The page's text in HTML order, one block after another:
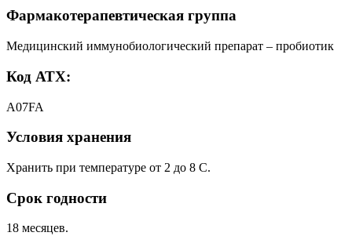
Фармакотерапевтическая группа
Медицинский иммунобиологический препарат – пробиотик
Код АТХ:
A07FA
Условия хранения
Хранить при температуре от 2 до 8 С.
Срок годности
18 месяцев.